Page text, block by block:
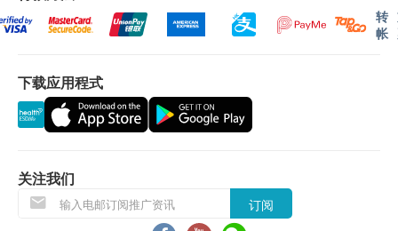
基本健康评估
身高
体重
电子脂肪测试
乳房触诊检查 (只限女士)
血脂
性病病原体基因检测
包括：砂眼衣原体, 淋病双球菌, 人型支原体, 生殖支原体, 解豚
缺铁性及地中海贫血筛查
包括：铁、总铁结合量、血红素成份分析
注：轮侯报告讲解时间会因应不同情况(如个别化验项
生发现化验报告有异常状况，将尽快通知客户，以作
即时跟进。
领取方式：客户需亲身前往本院领取检查报告，并由
条款及细则：
1. 客户必须于进行体检后八个星期内领取检查报告，
转
帐
下载应用程式
关注我们
订阅